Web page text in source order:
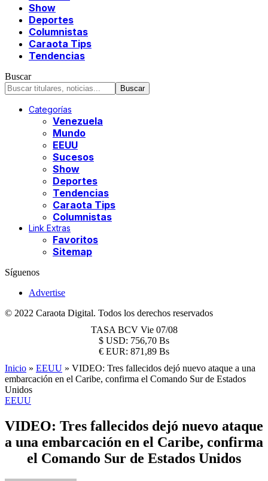
Show
Deportes
Columnistas
Caraota Tips
Tendencias
Buscar
Categorías
Venezuela
Mundo
EEUU
Sucesos
Show
Deportes
Tendencias
Caraota Tips
Columnistas
Link Extras
Favoritos
Sitemap
Síguenos
Advertise
© 2022 Caraota Digital. Todos los derechos reservados
TASA BCV Vie 07/08
$ USD: 756,70 Bs
€ EUR: 871,89 Bs
Inicio » EEUU » VIDEO: Tres fallecidos dejó nuevo ataque a una
embarcación en el Caribe, confirma el Comando Sur de Estados
Unidos
EEUU
VIDEO: Tres fallecidos dejó nuevo ataque
a una embarcación en el Caribe, confirma
el Comando Sur de Estados Unidos